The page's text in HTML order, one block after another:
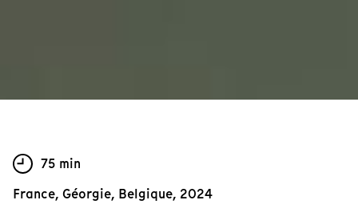
75 min
France, Géorgie, Belgique, 2024